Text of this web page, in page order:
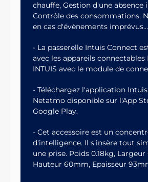
chauffe, Gestion d'une absence
Contrôle des consommations,
en cas d'évènements imprévus…
- La passerelle Intuis Connect
avec les appareils connectables
INTUIS avec le module de
- Téléchargez l'application
Netatmo disponible sur l'App
Google Play.
- Cet accessoire est un
d'intelligence. Il s'insère tout
une prise. Poids 0.18kg,
Hauteur 60mm, Epaisseur